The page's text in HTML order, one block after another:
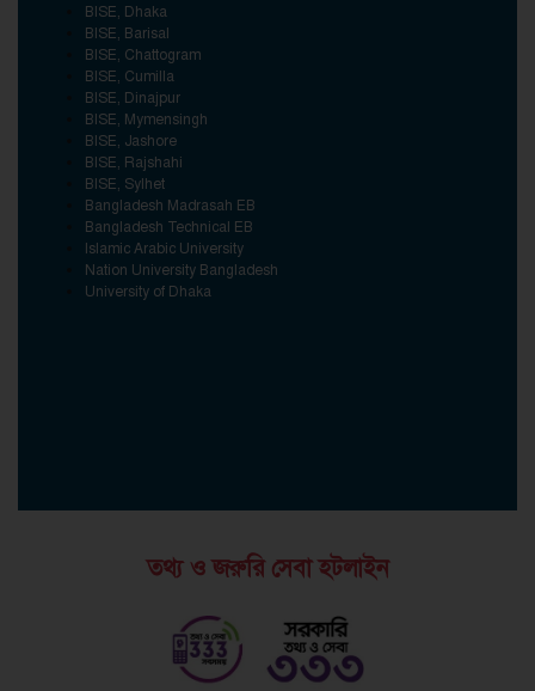
BISE, Dhaka
BISE, Barisal
BISE, Chattogram
BISE, Cumilla
BISE, Dinajpur
BISE, Mymensingh
BISE, Jashore
BISE, Rajshahi
BISE, Sylhet
Bangladesh Madrasah EB
Bangladesh Technical EB
Islamic Arabic University
Nation University Bangladesh
University of Dhaka
তথ্য ও জরুরি সেবা হটলাইন